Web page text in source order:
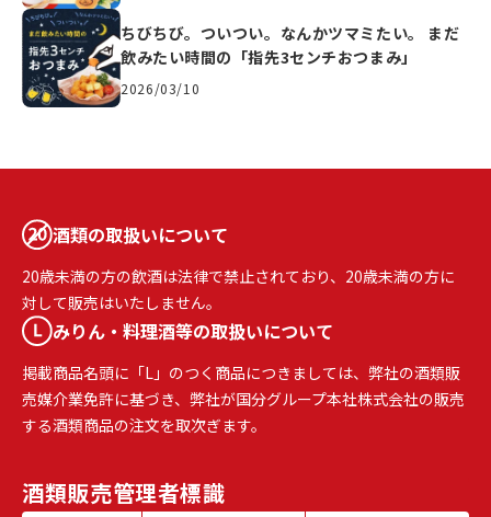
ちびちび。ついつい。なんかツマミたい。 まだ
飲みたい時間の「指先3センチおつまみ」
2026/03/10
酒類の取扱いについて
20歳未満の方の飲酒は法律で禁止されており、20歳未満の方に
対して販売はいたしません。
みりん・料理酒等の取扱いについて
掲載商品名頭に「L」のつく商品につきましては、弊社の酒類販
売媒介業免許に基づき、弊社が国分グループ本社株式会社の販売
する酒類商品の注文を取次ぎます。
酒類販売管理者標識